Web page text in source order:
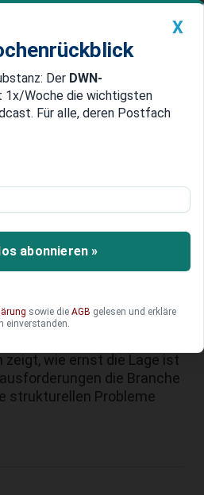
Geldanlage Premium
Magazin China
Jeder vierte
Kosten und eine
machen es vielen
Existenzielle
Die Konsequenz:
an die Aufgabe des
wie ernst die Lage ist
die Branche
strukturellen Probleme
X
Der DWN-
1x/Woche die wichtigsten
Für alle, deren Postfach
abonnieren »
sowie die AGB gelesen und erkläre
einverstanden.